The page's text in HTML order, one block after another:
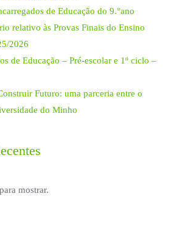
de Educação do 9.°ano
relativo às Provas Finais do Ensino
2026
de Educação – Pré-escolar e 1º ciclo –
Futuro: uma parceria entre o
do Minho
mostrar.